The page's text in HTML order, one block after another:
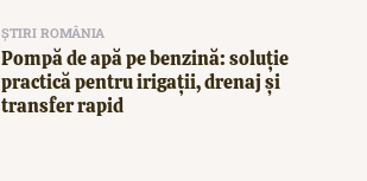
ȘTIRI ROMÂNIA
Pompă de apă pe benzină: soluție
practică pentru irigații, drenaj și
transfer rapid